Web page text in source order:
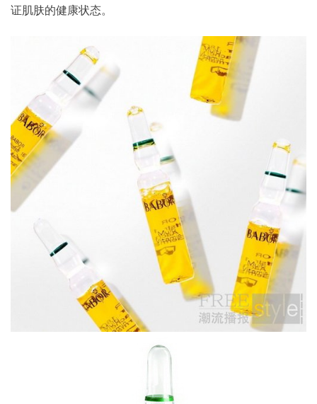
证肌肤的健康状态。